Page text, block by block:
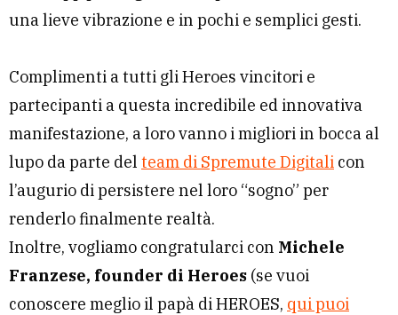
una lieve vibrazione e in pochi e semplici gesti.
Complimenti a tutti gli Heroes vincitori e
partecipanti a questa incredibile ed innovativa
manifestazione, a loro vanno i migliori in bocca al
lupo da parte del team di Spremute Digitali con
l’augurio di persistere nel loro “sogno” per
renderlo finalmente realtà.
Inoltre, vogliamo congratularci con Michele
Franzese, founder di Heroes (se vuoi
conoscere meglio il papà di HEROES, qui puoi